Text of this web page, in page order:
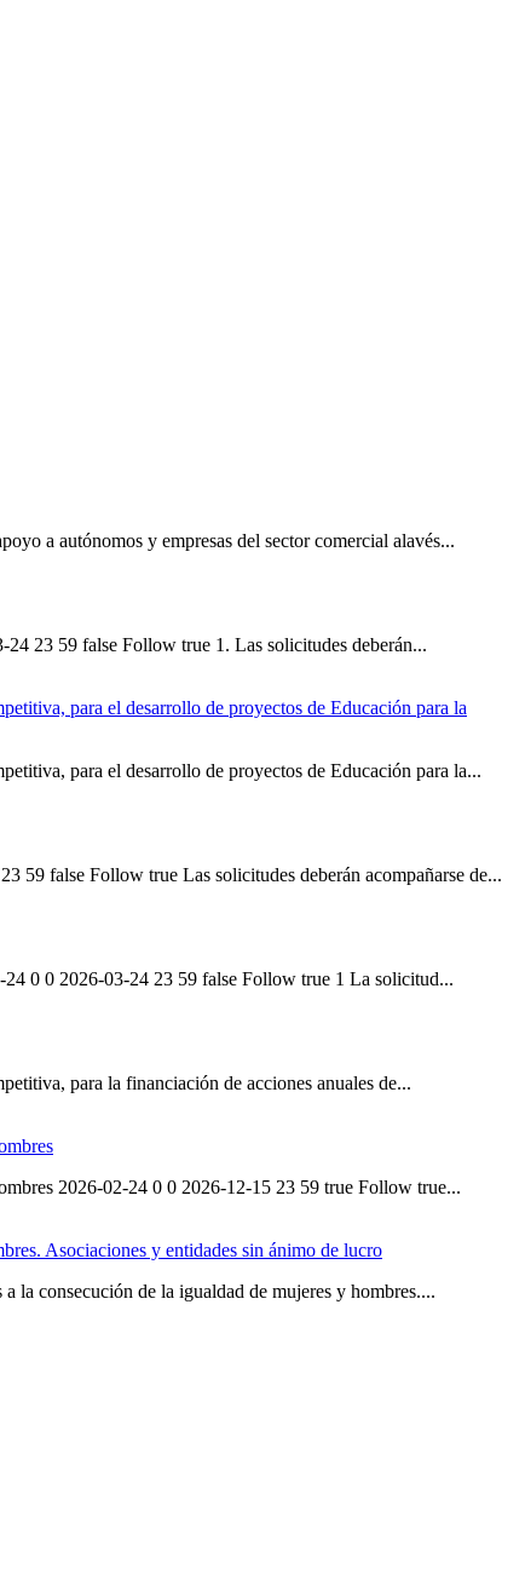
a autónomos y empresas del sector comercial alavés...
23 59 false Follow true 1. Las solicitudes deberán...
para el desarrollo de proyectos de Educación para la
para el desarrollo de proyectos de Educación para la...
59 false Follow true Las solicitudes deberán acompañarse de...
24 0 0 2026-03-24 23 59 false Follow true 1 La solicitud...
para la financiación de acciones anuales de...
2026-02-24 0 0 2026-12-15 23 59 true Follow true...
Asociaciones y entidades sin ánimo de lucro
la consecución de la igualdad de mujeres y hombres....